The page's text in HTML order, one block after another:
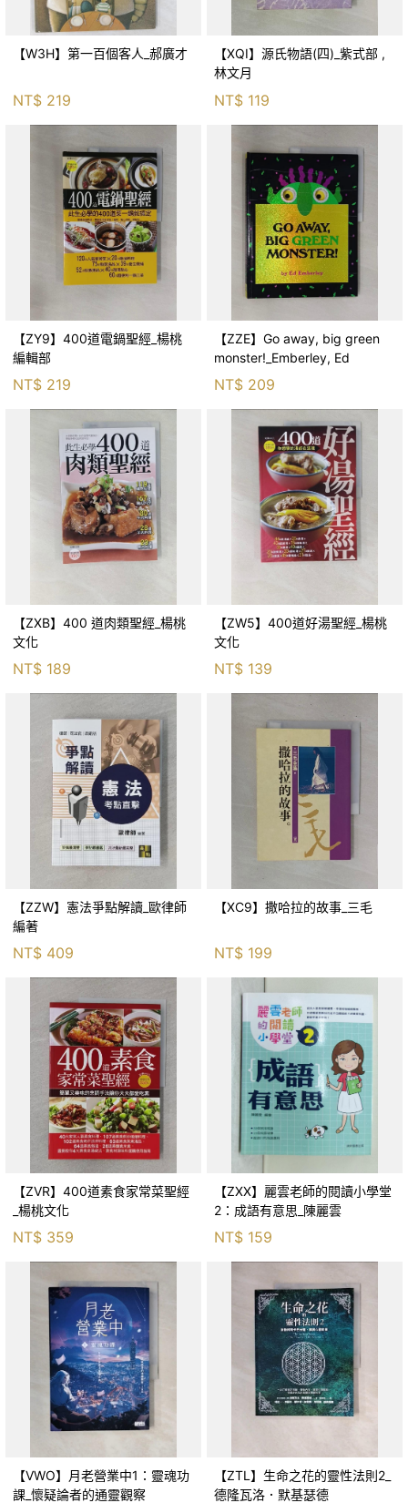
【W3H】第一百個客人_郝廣才
NT$ 219
【XQI】源氏物語(四)_紫式部 ,
林文月
NT$ 119
【ZY9】400道電鍋聖經_楊桃
編輯部
NT$ 219
【ZZE】Go away, big green
monster!_Emberley, Ed
NT$ 209
【ZXB】400 道肉類聖經_楊桃
文化
NT$ 189
【ZW5】400道好湯聖經_楊桃
文化
NT$ 139
【ZZW】憲法爭點解讀_歐律師
編著
NT$ 409
【XC9】撒哈拉的故事_三毛
NT$ 199
【ZVR】400道素食家常菜聖經
_楊桃文化
NT$ 359
【ZXX】麗雲老師的閱讀小學堂
2：成語有意思_陳麗雲
NT$ 159
【VWO】月老營業中1：靈魂功
課_懷疑論者的通靈觀察
【ZTL】生命之花的靈性法則2_
德隆瓦洛．默基瑟德